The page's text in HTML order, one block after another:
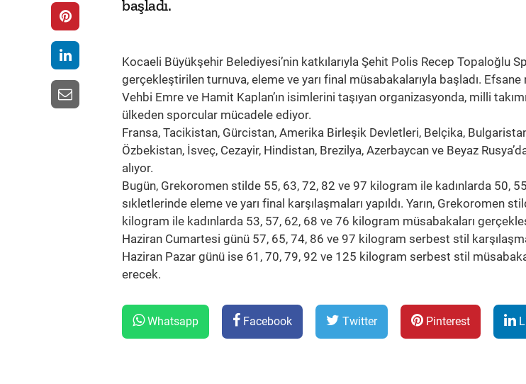
başladı.
Kocaeli Büyükşehir Belediyesi’nin katkılarıyla Şehit Polis Recep Topaloğlu
gerçekleştirilen turnuva, eleme ve yarı final müsabakalarıyla başladı.
Vehbi Emre ve Hamit Kaplan’ın isimlerini taşıyan organizasyonda, milli
ülkeden sporcular mücadele ediyor.
Fransa, Tacikistan, Gürcistan, Amerika Birleşik Devletleri, Belçika,
Özbekistan, İsveç, Cezayir, Hindistan, Brezilya, Azerbaycan ve Beyaz
alıyor.
Bugün, Grekoromen stilde 55, 63, 72, 82 ve 97 kilogram ile kadınlarda 50,
sıkletlerinde eleme ve yarı final karşılaşmaları yapıldı. Yarın, Grekoromen
kilogram ile kadınlarda 53, 57, 62, 68 ve 76 kilogram müsabakaları
Haziran Cumartesi günü 57, 65, 74, 86 ve 97 kilogram serbest stil
Haziran Pazar günü ise 61, 70, 79, 92 ve 125 kilogram serbest stil
erecek.
Whatsapp Facebook Twitter Pinterest